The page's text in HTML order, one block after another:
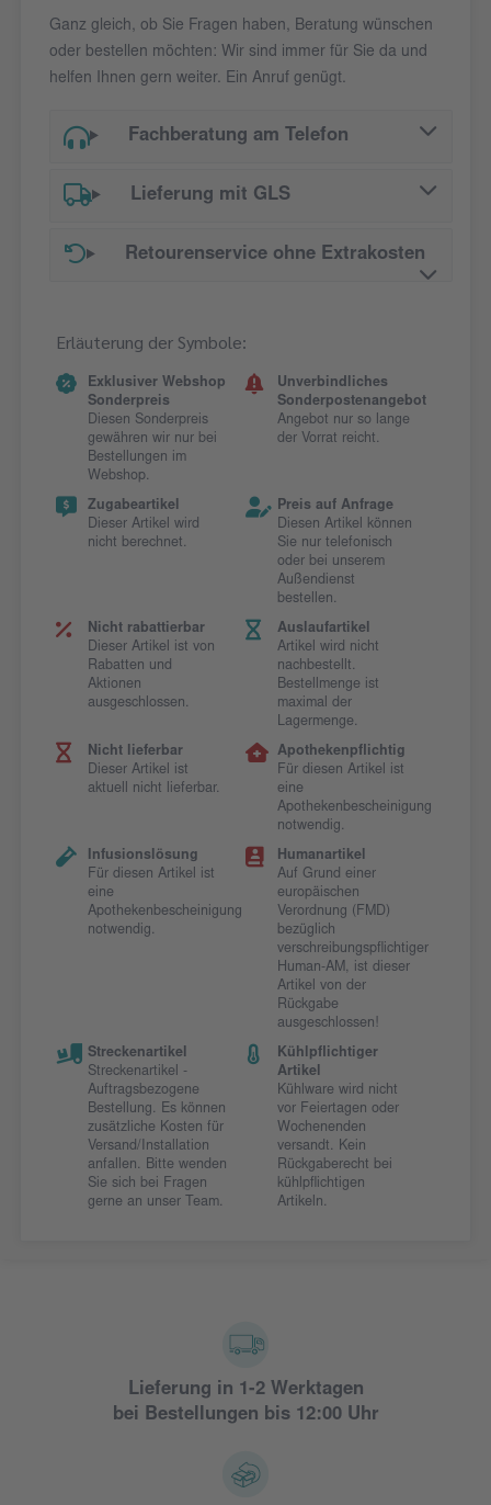
Ganz gleich, ob Sie Fragen haben, Beratung wünschen
oder bestellen möchten: Wir sind immer für Sie da und
helfen Ihnen gern weiter. Ein Anruf genügt.
Fachberatung am Telefon
Lieferung mit GLS
Retourenservice ohne Extrakosten
Erläuterung der Symbole:
Exklusiver Webshop
Sonderpreis
Diesen Sonderpreis
gewähren wir nur bei
Bestellungen im
Webshop.
Unverbindliches
Sonderpostenangebot
Angebot nur so lange
der Vorrat reicht.
Zugabeartikel
Dieser Artikel wird
nicht berechnet.
Preis auf Anfrage
Diesen Artikel können
Sie nur telefonisch
oder bei unserem
Außendienst
bestellen.
Nicht rabattierbar
Dieser Artikel ist von
Rabatten und
Aktionen
ausgeschlossen.
Auslaufartikel
Artikel wird nicht
nachbestellt.
Bestellmenge ist
maximal der
Lagermenge.
Nicht lieferbar
Dieser Artikel ist
aktuell nicht lieferbar.
Apothekenpflichtig
Für diesen Artikel ist
eine
Apothekenbescheinigung
notwendig.
Infusionslösung
Für diesen Artikel ist
eine
Apothekenbescheinigung
notwendig.
Humanartikel
Auf Grund einer
europäischen
Verordnung (FMD)
bezüglich
verschreibungspflichtiger
Human-AM, ist dieser
Artikel von der
Rückgabe
ausgeschlossen!
Streckenartikel
Streckenartikel -
Auftragsbezogene
Bestellung. Es können
zusätzliche Kosten für
Versand/Installation
anfallen. Bitte wenden
Sie sich bei Fragen
gerne an unser Team.
Kühlpflichtiger
Artikel
Kühlware wird nicht
vor Feiertagen oder
Wochenenden
versandt. Kein
Rückgaberecht bei
kühlpflichtigen
Artikeln.
Lieferung in 1-2 Werktagen
bei Bestellungen bis 12:00 Uhr